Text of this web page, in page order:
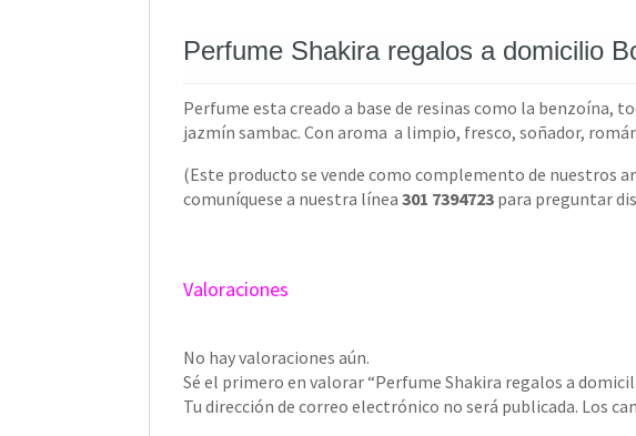
Perfume Shakira regalos a domicilio
Perfume esta creado a base de resinas como la benzoína,
jazmín sambac. Con aroma a limpio, fresco, soñador,
(Este producto se vende como complemento de nuestros
comuníquese a nuestra línea301 7394723 para preguntar
Valoraciones
No hay valoraciones aún.
Sé el primero en valorar “Perfume Shakira regalos a
Tu dirección de correo electrónico no será publicada. Los